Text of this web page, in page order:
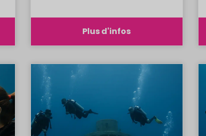
Plus d'infos